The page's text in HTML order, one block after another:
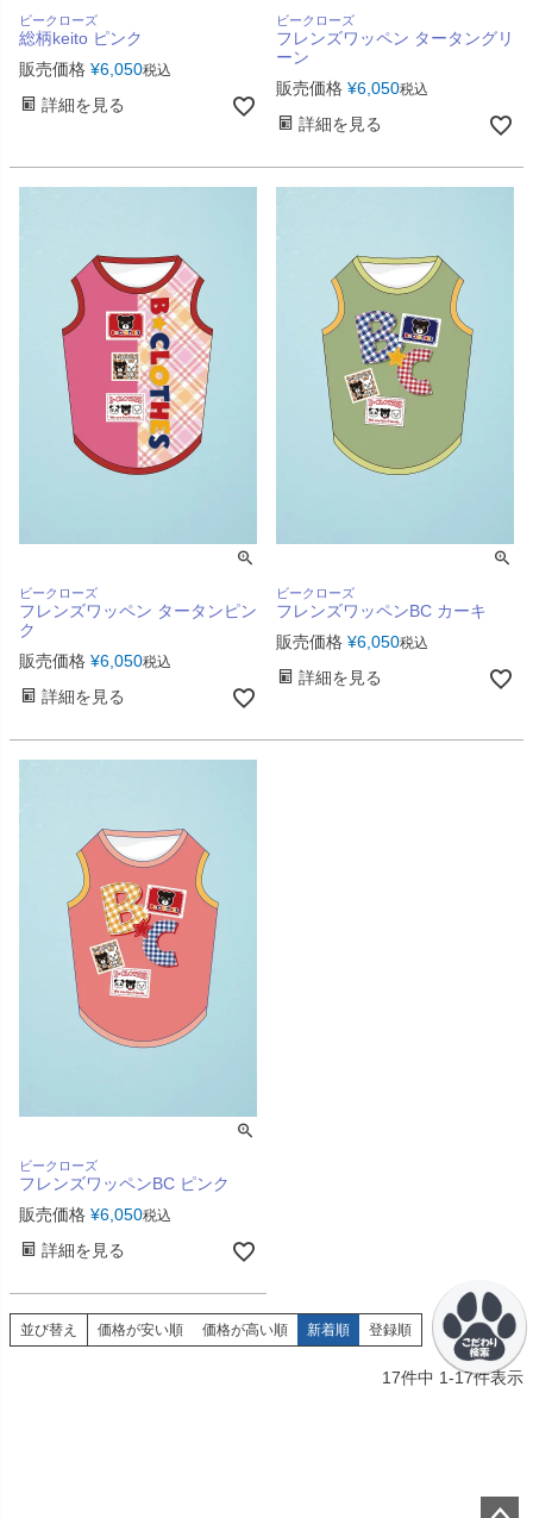
ビークローズ
総柄keito ピンク
販売価格 ¥6,050税込
詳細を見る
ビークローズ
フレンズワッペン タータングリ
ーン
販売価格 ¥6,050税込
詳細を見る
ビークローズ
フレンズワッペン タータンピン
ク
販売価格 ¥6,050税込
詳細を見る
ビークローズ
フレンズワッペンBC カーキ
販売価格 ¥6,050税込
詳細を見る
ビークローズ
フレンズワッペンBC ピンク
販売価格 ¥6,050税込
詳細を見る
並び替え 価格が安い順 価格が高い順 新着順 登録順
17件中 1-17件表示